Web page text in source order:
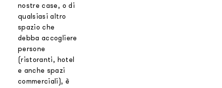
nostre case, o di
qualsiasi altro
spazio che
debba accogliere
persone
(ristoranti, hotel
e anche spazi
commerciali), è